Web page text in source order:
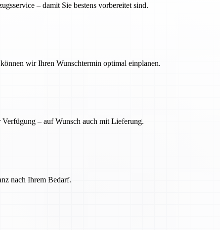
– damit Sie bestens vorbereitet sind.
wir Ihren Wunschtermin optimal einplanen.
– auf Wunsch auch mit Lieferung.
nach Ihrem Bedarf.